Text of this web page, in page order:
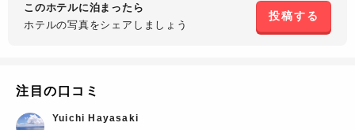
このホテルに泊まったら
ホテルの写真をシェアしましょう
投稿する
注目の口コミ
Yuichi Hayasaki